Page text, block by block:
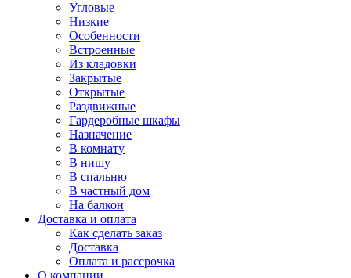
Угловые
Низкие
Особенности
Встроенные
Из кладовки
Закрытые
Открытые
Раздвижные
Гардеробные шкафы
Назначение
В комнату
В нишу
В спальню
В частный дом
На балкон
Доставка и оплата
Как сделать заказ
Доставка
Оплата и рассрочка
О компании